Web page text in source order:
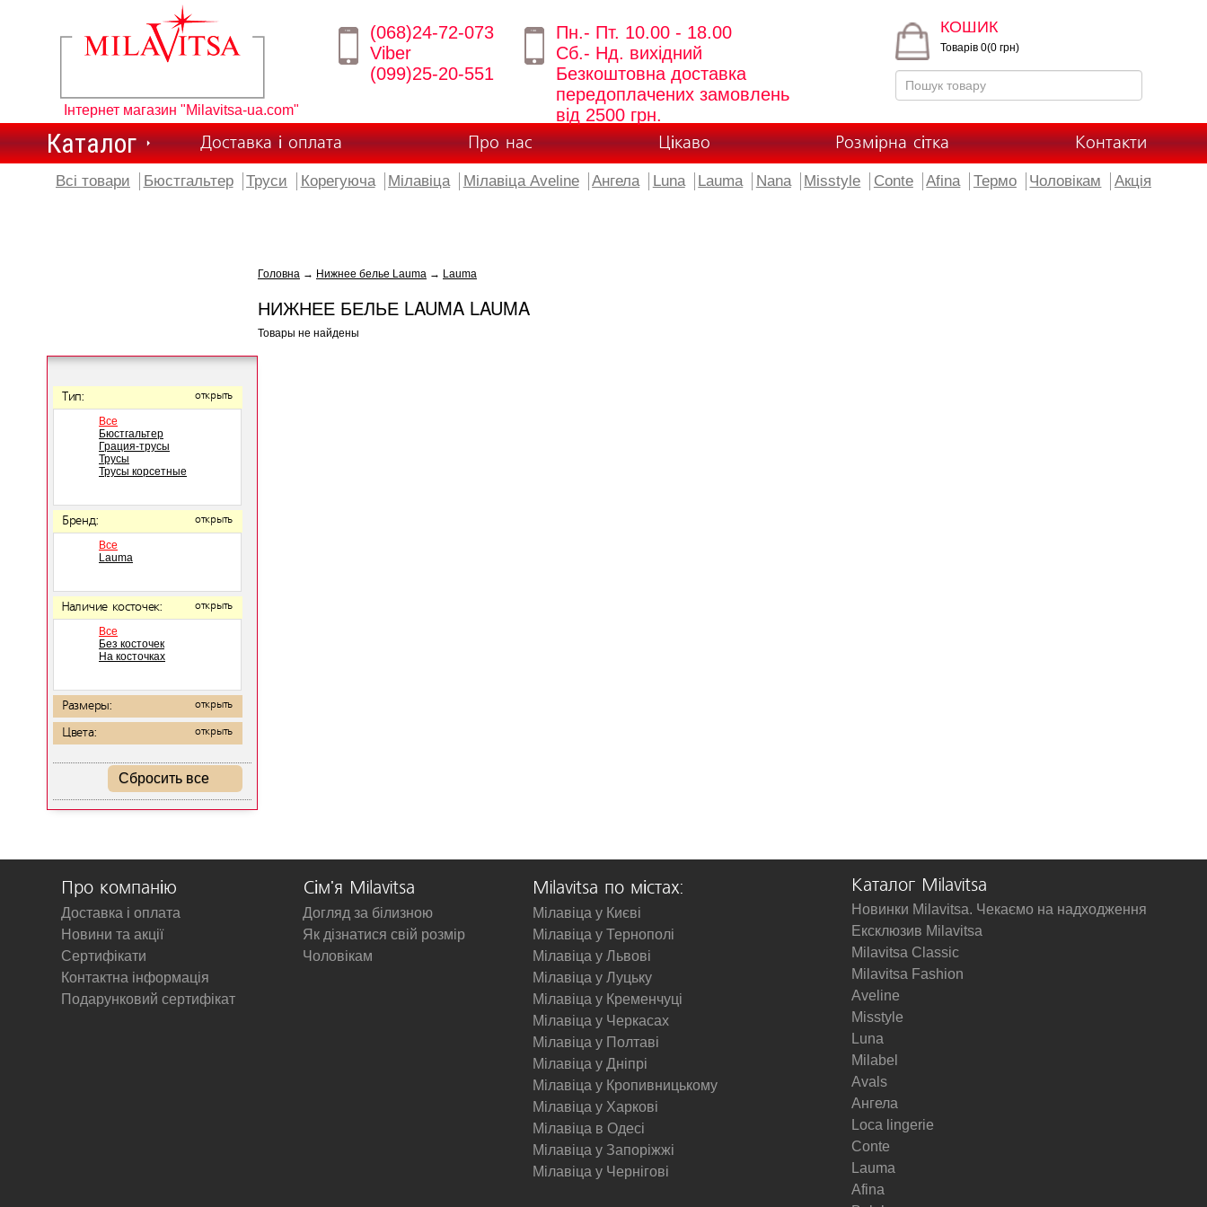
Інтернет магазин "Milavitsa-ua.com"
(068)24-72-073
Viber
(099)25-20-551
Пн.- Пт. 10.00 - 18.00
Сб.- Нд. вихідний
Безкоштовна доставка
передоплачених замовлень
від 2500 грн.
КОШИК
Товарів 0(0 грн)
Каталог Доставка і оплата Про нас Цікаво Розмірна сітка Контакти
Всі товари Бюстгальтер Труси Корегуюча Мілавіца Мілавіца Aveline Ангела Luna Lauma Nana Misstyle Conte Afina Термо Чоловікам Акція
Тип: открыть
Все
Бюстгальтер
Грация-трусы
Трусы
Трусы корсетные
Бренд: открыть
Все
Lauma
Наличие косточек: открыть
Все
Без косточек
На косточках
Размеры: открыть
Цвета: открыть
Сбросить все
Головна → Нижнее белье Lauma → Lauma
НИЖНЕЕ БЕЛЬЕ LAUMA LAUMA
Товары не найдены
Про компанію
Доставка і оплата
Новини та акції
Сертифікати
Контактна інформація
Подарунковий сертифікат
Сім'я Milavitsa
Догляд за білизною
Як дізнатися свій розмір
Чоловікам
Milavitsa по містах:
Мілавіца у Києві
Мілавіца у Тернополі
Мілавіца у Львові
Мілавіца у Луцьку
Мілавіца у Кременчуці
Мілавіца у Черкасах
Мілавіца у Полтаві
Мілавіца у Дніпрі
Мілавіца у Кропивницькому
Мілавіца у Харкові
Мілавіца в Одесі
Мілавіца у Запоріжжі
Мілавіца у Чернігові
Каталог Milavitsa
Новинки Milavitsa. Чекаємо на надходження
Ексклюзив Milavitsa
Milavitsa Classic
Milavitsa Fashion
Aveline
Misstyle
Luna
Milabel
Avals
Ангела
Loca lingerie
Conte
Lauma
Afina